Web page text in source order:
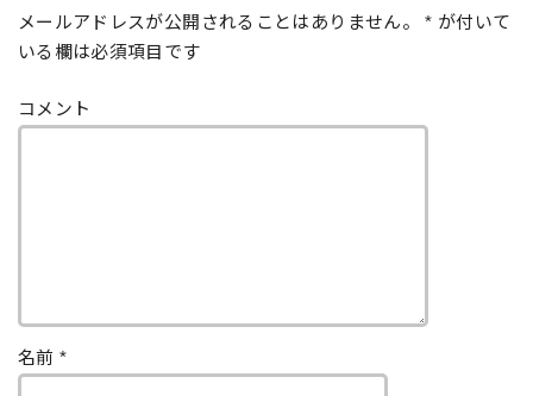
メールアドレスが公開されることはありません。 * が付いて
いる欄は必須項目です
コメント
名前 *